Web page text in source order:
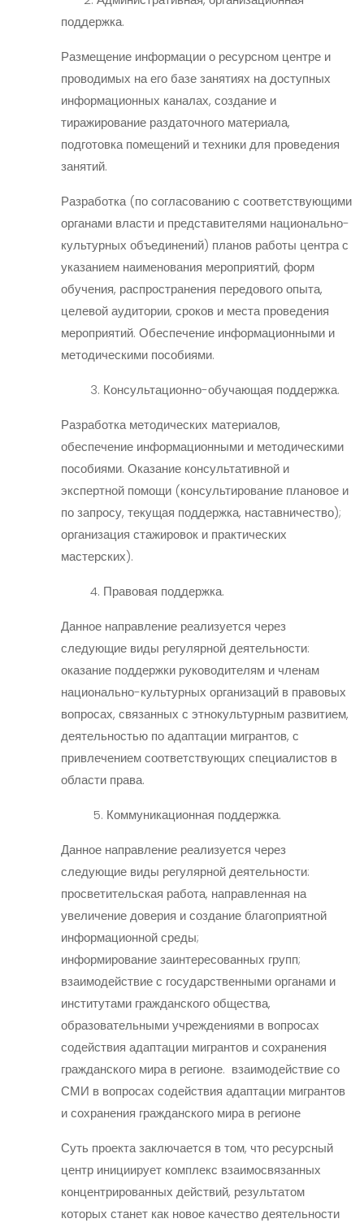
поддержка.
Размещение информации о ресурсном центре и
проводимых на его базе занятиях на доступных
информационных каналах, создание и
тиражирование раздаточного материала,
подготовка помещений и техники для проведения
занятий.
Разработка (по согласованию с соответствующими
органами власти и представителями национально-
культурных объединений) планов работы центра с
указанием наименования мероприятий, форм
обучения, распространения передового опыта,
целевой аудитории, сроков и места проведения
мероприятий. Обеспечение информационными и
методическими пособиями.
3. Консультационно-обучающая поддержка.
Разработка методических материалов,
обеспечение информационными и методическими
пособиями. Оказание консультативной и
экспертной помощи (консультирование плановое и
по запросу, текущая поддержка, наставничество);
организация стажировок и практических
мастерских).
4. Правовая поддержка.
Данное направление реализуется через
следующие виды регулярной деятельности:
оказание поддержки руководителям и членам
национально-культурных организаций в правовых
вопросах, связанных с этнокультурным развитием,
деятельностью по адаптации мигрантов, с
привлечением соответствующих специалистов в
области права.
5. Коммуникационная поддержка.
Данное направление реализуется через
следующие виды регулярной деятельности:
просветительская работа, направленная на
увеличение доверия и создание благоприятной
информационной среды;
информирование заинтересованных групп;
взаимодействие с государственными органами и
институтами гражданского общества,
образовательными учреждениями в вопросах
содействия адаптации мигрантов и сохранения
гражданского мира в регионе. взаимодействие со
СМИ в вопросах содействия адаптации мигрантов
и сохранения гражданского мира в регионе
Суть проекта заключается в том, что ресурсный
центр инициирует комплекс взаимосвязанных
концентрированных действий, результатом
которых станет как новое качество деятельности